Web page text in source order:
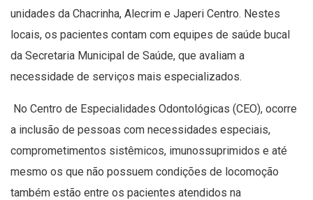
unidades da Chacrinha, Alecrim e Japeri Centro. Nestes
locais, os pacientes contam com equipes de saúde bucal
da Secretaria Municipal de Saúde, que avaliam a
necessidade de serviços mais especializados.
No Centro de Especialidades Odontológicas (CEO), ocorre
a inclusão de pessoas com necessidades especiais,
comprometimentos sistêmicos, imunossuprimidos e até
mesmo os que não possuem condições de locomoção
também estão entre os pacientes atendidos na